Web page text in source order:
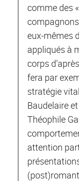
comme des
eux-mêmes
appliqués à
corps
fera par
stratégie
Baudelaire
Théophile
attention